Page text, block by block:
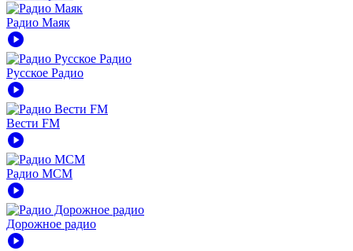
Радио Маяк
play_circle
Русское Радио
play_circle
Вести FM
play_circle
Радио MCM
play_circle
Дорожное радио
play_circle